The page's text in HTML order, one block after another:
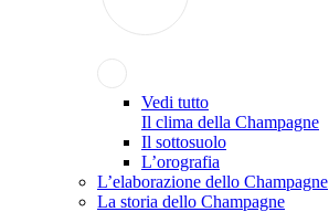
Vedi tutto
Il clima della Champagne
Il sottosuolo
L’orografia
L’elaborazione dello Champagne
La storia dello Champagne